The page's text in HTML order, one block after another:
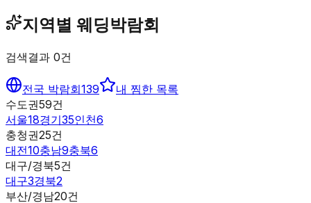
지역별 웨딩박람회
검색결과 0건
전국 박람회139
내 찜한 목록
수도권59건
서울18경기35인천6
충청권25건
대전10충남9충북6
대구/경북5건
대구3경북2
부산/경남20건